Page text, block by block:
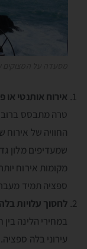
אירוח אותנטי או
טרה מתבסס
החוויה של
שמעדיפים מלון
מקומות אירוח
ספציה תמיד
לחסוך עלויות
במחירי הלינה
עירוני בלה